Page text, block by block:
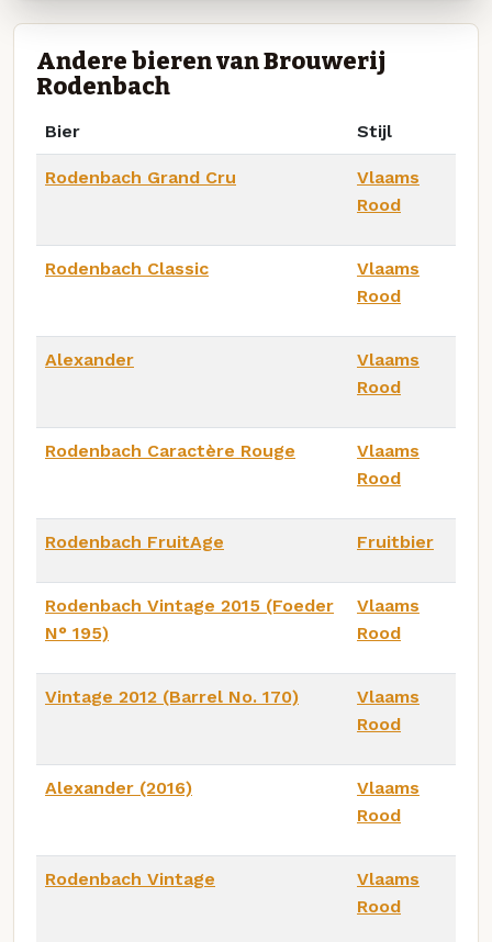
Andere bieren van Brouwerij
Rodenbach
Bier Stijl
Rodenbach Grand Cru
Vlaams
Rood
Rodenbach Classic
Vlaams
Rood
Alexander
Vlaams
Rood
Rodenbach Caractère Rouge
Vlaams
Rood
Rodenbach FruitAge Fruitbier
Rodenbach Vintage 2015 (Foeder
N° 195)
Vlaams
Rood
Vintage 2012 (Barrel No. 170)
Vlaams
Rood
Alexander (2016)
Vlaams
Rood
Rodenbach Vintage
Vlaams
Rood